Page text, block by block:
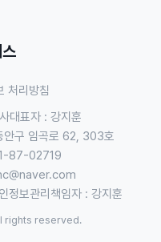
처리방침
대표자 : 강지훈
안구 임곡로 62, 303호
87-02719
정보관리책임자 : 강지훈
rights reserved.